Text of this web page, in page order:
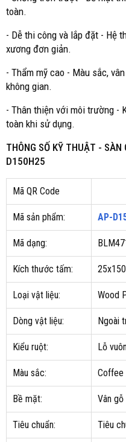
toàn.
- Dễ thi công và lắp đặt - Hệ
xương đơn giản.
- Thẩm mỹ cao - Màu sắc,
không gian.
- Thân thiện với môi trường -
toàn khi sử dụng.
THÔNG SỐ KỸ THUẬT - SÀN
D150H25
Mã QR Code
Mã sản phẩm: AP-
Mã dạng:
Kích thước tấm:
Loại vật liệu: Wood
Dòng vật liệu: Ngoài
Kiểu ruột: Lỗ
Màu sắc: Coffee
Bề mặt: Vân
Tiêu chuẩn: Tiêu